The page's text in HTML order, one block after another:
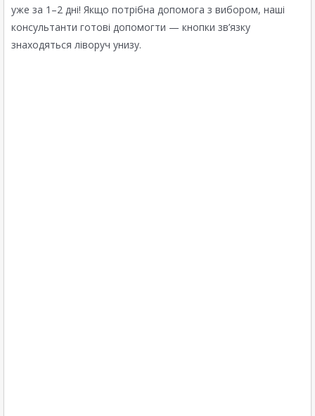
уже за 1–2 дні! Якщо потрібна допомога з вибором, наші
консультанти готові допомогти — кнопки зв’язку
знаходяться ліворуч унизу.